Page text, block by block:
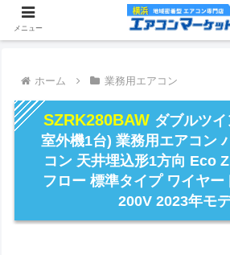
ホーム 業務用エアコン
SZRK280BAW ダブルツ
室外機1台) 業務用エアコン
コン 天井埋込形1方向 Eco
フロー 標準タイプ ワイヤー
200V 2023年モ
メニュー